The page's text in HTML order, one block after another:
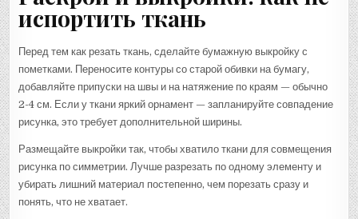
испортить ткань
Перед тем как резать ткань, сделайте бумажную выкройку с
пометками. Переносите контуры со старой обивки на бумагу,
добавляйте припуски на швы и на натяжение по краям — обычно
2-4 см. Если у ткани яркий орнамент — запланируйте совпадение
рисунка, это требует дополнительной ширины.
Размещайте выкройки так, чтобы хватило ткани для совмещения
рисунка по симметрии. Лучше разрезать по одному элементу и
убирать лишний материал постепенно, чем порезать сразу и
понять, что не хватает.